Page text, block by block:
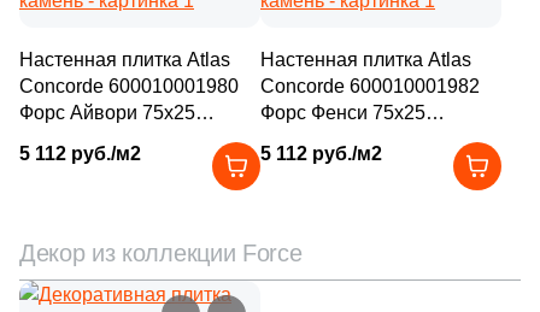
Настенная плитка Atlas
Concorde 600010001980
Форс Айвори 75x25
лаппатированная под
5 112 руб./м2
Настенная плитка Atlas
Concorde 600010001982
Форс Фенси 75x25
лаппатированная под
5 112 руб./м2
Декор из коллекции Force